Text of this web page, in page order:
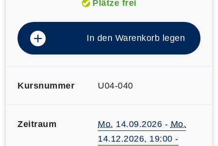
Plätze frei
In den Warenkorb legen
Kursnummer U04-040
Zeitraum Mo. 14.09.2026 - Mo.
14.12.2026, 19:00 -